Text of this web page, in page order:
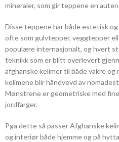
mineraler, som gir teppene en
Disse teppene har både estetisk
ofte som gulvtepper, veggtepper
populære internasjonalt, og hvert
teknikk som er blitt overlevert
afghanske kelimer til både vakre
kelimene blir håndvevd av
Mønstrene er geometriske med
jordfarger.
Pga dette så passer Afghanske
og interiør både hjemme og på